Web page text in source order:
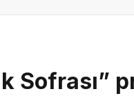
Sofrası”